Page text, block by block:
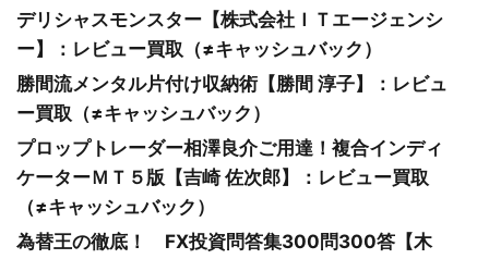
デリシャスモンスター【株式会社ＩＴエージェンシ
ー】：レビュー買取（≠キャッシュバック）
勝間流メンタル片付け収納術【勝間 淳子】：レビュ
ー買取（≠キャッシュバック）
プロップトレーダー相澤良介ご用達！複合インディ
ケーターＭＴ５版【吉崎 佐次郎】：レビュー買取
（≠キャッシュバック）
為替王の徹底！ FX投資問答集300問300答【木